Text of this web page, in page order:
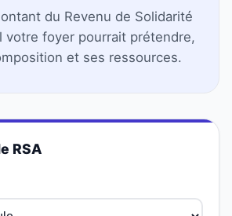
du Revenu de Solidarité
votre foyer pourrait prétendre,
et ses ressources.
RSA